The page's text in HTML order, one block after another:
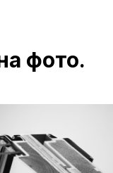
фото.